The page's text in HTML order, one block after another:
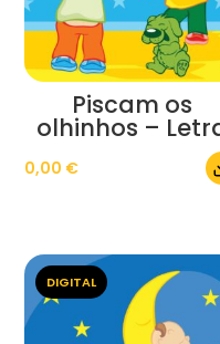
Piscam os
olhinhos –
0,00 €
DIGITAL